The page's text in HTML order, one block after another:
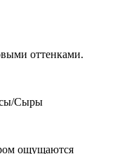
оттенками.
Сыры
ощущаются